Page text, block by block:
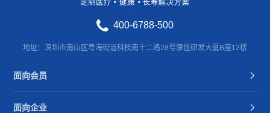
400-6788-500
地址：深圳市南山区粤海街道科技南十二路28号康佳研发大厦B座12楼
面向会员
面向企业